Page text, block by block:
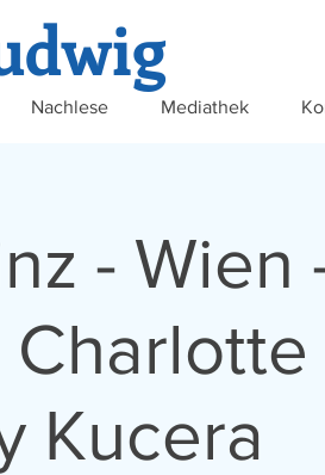
Nachlese Mediathek
- Wien
Kucera